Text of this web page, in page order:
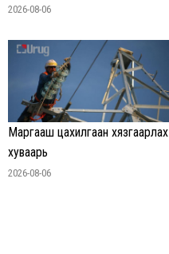
2026-08-06
Маргааш цахилгаан хязгаарлах
хуваарь
2026-08-06